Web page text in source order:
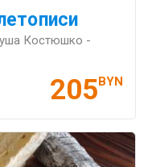
Костюшко -
205BYN